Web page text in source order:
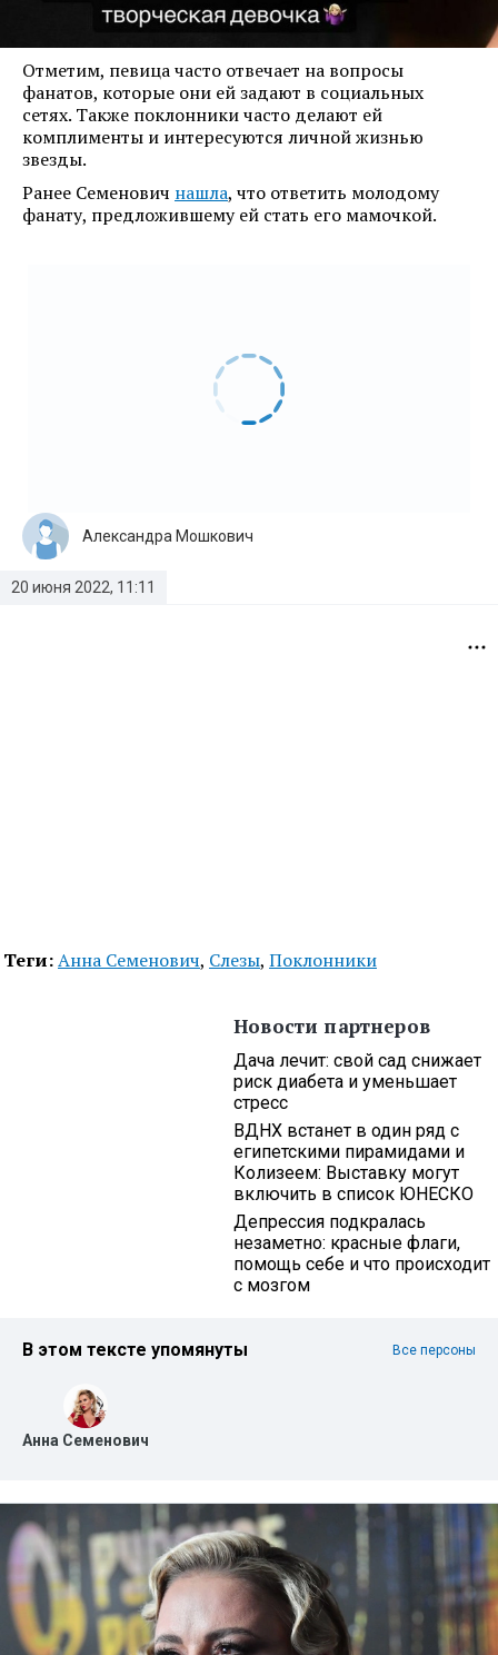
Отметим, певица часто отвечает на вопросы
фанатов, которые они ей задают в социальных
сетях. Также поклонники часто делают ей
комплименты и интересуются личной жизнью
звезды.
Ранее Семенович нашла, что ответить молодому
фанату, предложившему ей стать его мамочкой.
20 июня 2022, 11:11
Александра Мошкович
Теги:Анна Семенович, Слезы, Поклонники
Новости партнеров
Дача лечит: свой сад снижает
риск диабета и уменьшает
стресс
ВДНХ встанет в один ряд с
египетскими пирамидами и
Колизеем: Выставку могут
включить в список ЮНЕСКО
Депрессия подкралась
незаметно: красные флаги,
помощь себе и что происходит
с мозгом
В этом тексте упомянуты Все персоны
Анна Семенович